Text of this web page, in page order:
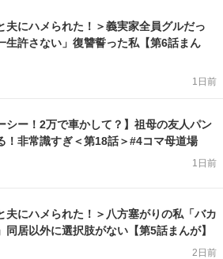
夫にハメられた！＞義実家全員グルだっ
生許さない」復讐誓った私【第6話まん
1日前
シー！2万で車かして？】祖母の友人パン
！非常識すぎ＜第18話＞#4コマ母道場
1日前
夫にハメられた！＞八方塞がりの私「バカ
居以外に選択肢がない【第5話まんが】
2日前